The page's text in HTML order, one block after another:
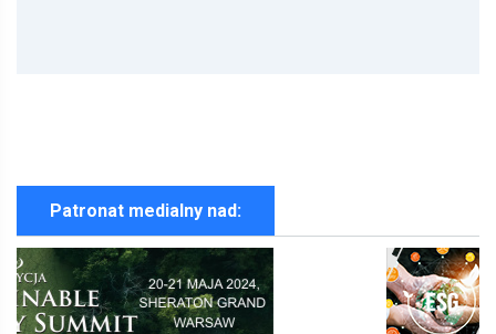
Patronat medialny nad: